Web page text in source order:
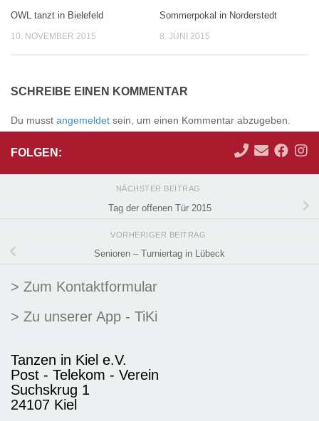
OWL tanzt in Bielefeld
10. NOVEMBER 2015
Sommerpokal in Norderstedt
8. JUNI 2015
SCHREIBE EINEN KOMMENTAR
Du musst angemeldet sein, um einen Kommentar abzugeben.
FOLGEN:
NÄCHSTER BEITRAG
Tag der offenen Tür 2015
VORHERIGER BEITRAG
Senioren – Turniertag in Lübeck
> Zum Kontaktformular
> Zu unserer App - TiKi
Tanzen in Kiel e.V.
Post - Telekom - Verein
Suchskrug 1
24107 Kiel